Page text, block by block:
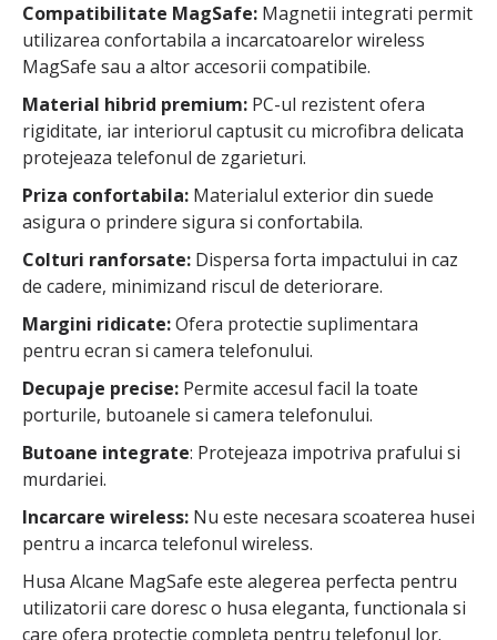
Compatibilitate MagSafe: Magnetii integrati permit
utilizarea confortabila a incarcatoarelor wireless
MagSafe sau a altor accesorii compatibile.
Material hibrid premium: PC-ul rezistent ofera
rigiditate, iar interiorul captusit cu microfibra delicata
protejeaza telefonul de zgarieturi.
Priza confortabila: Materialul exterior din suede
asigura o prindere sigura si confortabila.
Colturi ranforsate: Dispersa forta impactului in caz
de cadere, minimizand riscul de deteriorare.
Margini ridicate:Ofera protectie suplimentara
pentru ecran si camera telefonului.
Decupaje precise: Permite accesul facil la toate
porturile, butoanele si camera telefonului.
Butoane integrate: Protejeaza impotriva prafului si
murdariei.
Incarcare wireless: Nu este necesara scoaterea husei
pentru a incarca telefonul wireless.
Husa Alcane MagSafe este alegerea perfecta pentru
utilizatorii care doresc o husa eleganta, functionala si
care ofera protectie completa pentru telefonul lor.